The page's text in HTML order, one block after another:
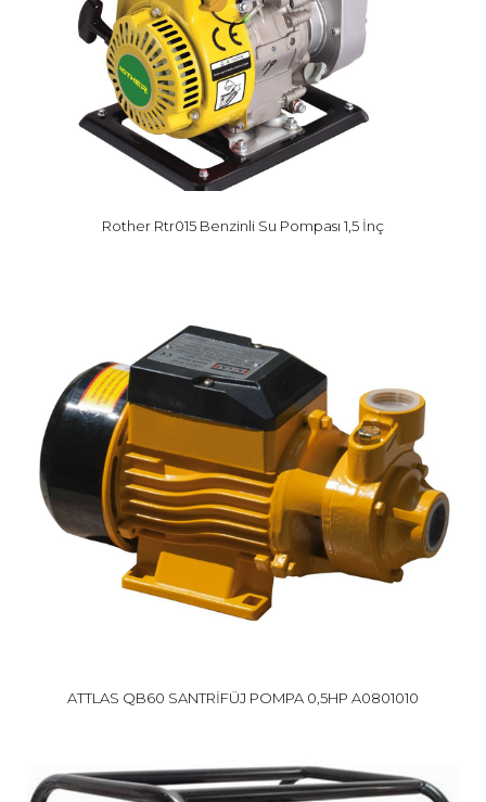
Rother Rtr015 Benzinli Su Pompası 1,5 İnç
ATTLAS QB60 SANTRİFÜJ POMPA 0,5HP A0801010